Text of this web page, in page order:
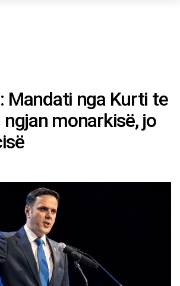
Mandati nga Kurti te
monarkisë, jo